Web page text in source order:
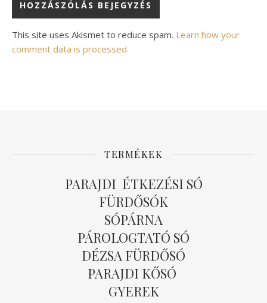
Alternative:
This site uses Akismet to reduce spam. Learn how your
comment data is processed.
TERMÉKEK
PARAJDI ÉTKEZÉSI SÓ
FÜRDŐSÓK
SÓPÁRNA
PÁROLOGTATÓ SÓ
DÉZSA FÜRDŐSÓ
PARAJDI KŐSÓ
GYEREK